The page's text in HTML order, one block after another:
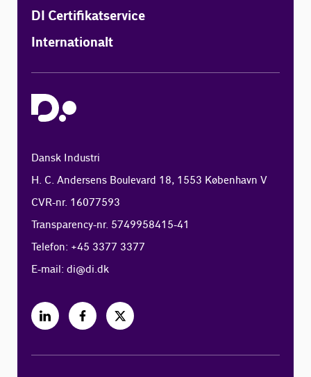
DI Certifikatservice
Internationalt
Dansk Industri
H. C. Andersens Boulevard 18, 1553 København V
CVR-nr. 16077593
Transparency-nr. 5749958415-41
Telefon: +45 3377 3377
E-mail:di@di.dk